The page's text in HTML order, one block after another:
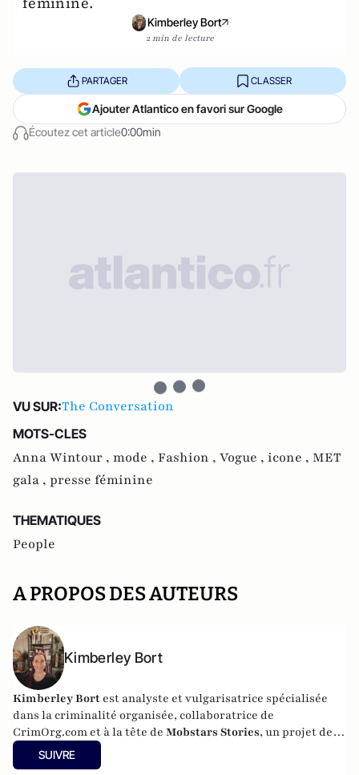
Kimberley Bort
2 min de lecture
Écoutez cet article0:00min
PARTAGER CLASSER
Ajouter Atlantico en favori sur Google
VU SUR:The Conversation
MOTS-CLES
Anna Wintour , mode , Fashion , Vogue , icone , MET
gala , presse féminine
THEMATIQUES
People
A PROPOS DES AUTEURS
Kimberley Bort
Kimberley Bort est analyste et vulgarisatrice spécialisée
dans la criminalité organisée, collaboratrice de
CrimOrg.com et à la tête de Mobstars Stories, un projet de
contenus sur les réseaux sociaux qui explore les
dynamiques du crime organisé et ses représentations.
SUIVRE